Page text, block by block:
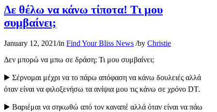
Δε θέλω να κάνω τίποτα! Τι μου
συμβαίνει;
January 12, 2021/in Find Your Bliss News /by Christie
Δεν μπορώ να μπω σε δράση; Τι μου συμβαίνει;
▶️ Σέρνομαι μέχρι να το πάρω απόφαση να κάνω δουλειές αλλά
όταν είναι να φιλοξενήσω τα ανίψια μου τις κάνω σε χρόνο DT.
▶️ Βαριέμαι να σηκωθώ από τον καναπέ αλλά όταν είναι να πάω